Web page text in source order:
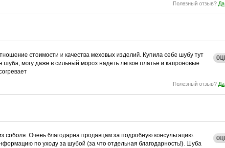
Полезный отзыв? Да
стоимости и качества меховых изделий. Купила себе шубу тут
могу даже в сильный мороз надеть легкое платье и капроновые
Полезный отзыв? Да
соболя. Очень благодарна продавцам за подробную консультацию.
по уходу за шубой (за что отдельная благодарность!). Шуба